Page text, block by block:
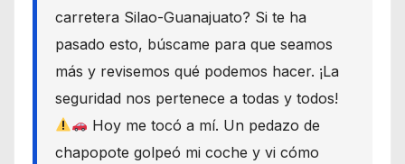
carretera Silao-Guanajuato? Si te ha
pasado esto, búscame para que seamos
más y revisemos qué podemos hacer. ¡La
seguridad nos pertenece a todas y todos!
Hoy me tocó a mí. Un pedazo de
chapopote golpeó mi coche y vi cómo